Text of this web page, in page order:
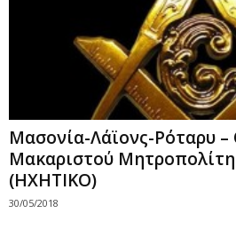
Μασονία-Λάϊονς-Ρόταρυ –
Μακαριστού
(ΗΧΗΤΙΚΟ)
30/05/2018